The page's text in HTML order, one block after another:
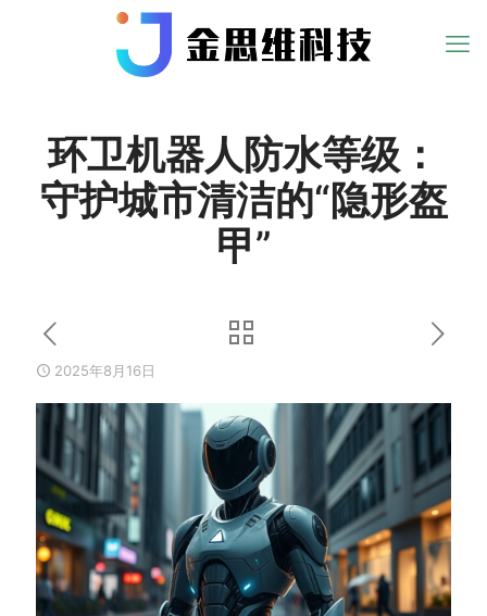
环卫机器人防水等级：
守护城市清洁的“隐形盔
甲”
2025年8月16日